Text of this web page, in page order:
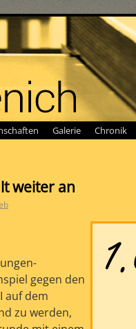
Galerie Chronik
weiter an
gegen den
auf dem
zu werden,